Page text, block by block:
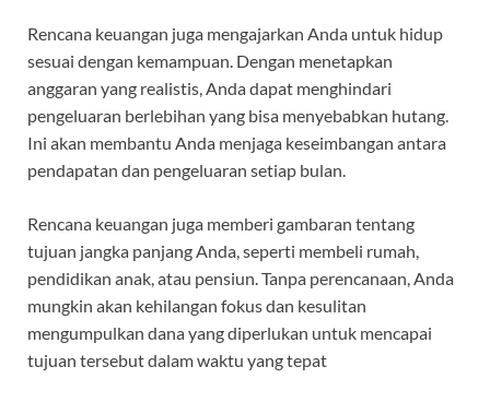
Rencana keuangan juga mengajarkan Anda untuk hidup
sesuai dengan kemampuan. Dengan menetapkan
anggaran yang realistis, Anda dapat menghindari
pengeluaran berlebihan yang bisa menyebabkan hutang.
Ini akan membantu Anda menjaga keseimbangan antara
pendapatan dan pengeluaran setiap bulan.
Rencana keuangan juga memberi gambaran tentang
tujuan jangka panjang Anda, seperti membeli rumah,
pendidikan anak, atau pensiun. Tanpa perencanaan, Anda
mungkin akan kehilangan fokus dan kesulitan
mengumpulkan dana yang diperlukan untuk mencapai
tujuan tersebut dalam waktu yang tepat